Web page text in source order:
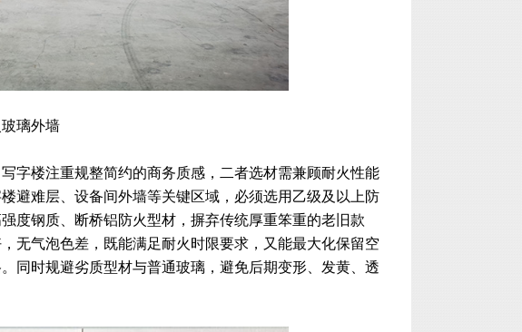
玻璃外墙
字楼注重规整简约的商务质感，二者选材需兼顾耐火性能
避难层、设备间外墙等关键区域，必须选用乙级及以上防
度钢质、断桥铝防火型材，摒弃传统厚重笨重的老旧款
，无气泡色差，既能满足耐火时限要求，又能最大化保留空
同时规避劣质型材与普通玻璃，避免后期变形、发黄、透